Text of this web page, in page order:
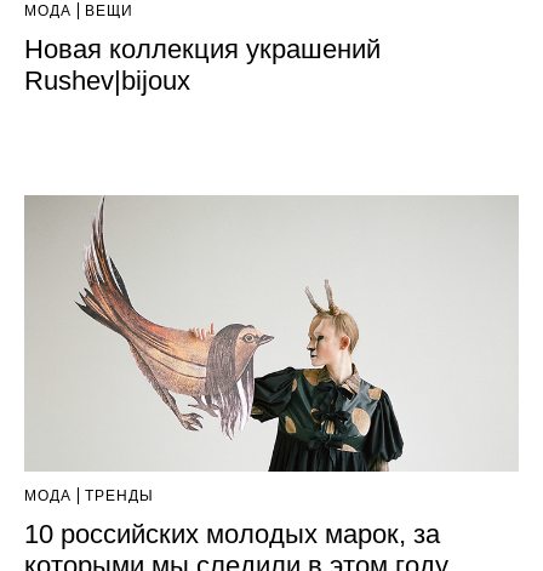
МОДА ВЕЩИ
Новая коллекция украшений
Rushev|bijoux
МОДА ТРЕНДЫ
10 российских молодых марок, за